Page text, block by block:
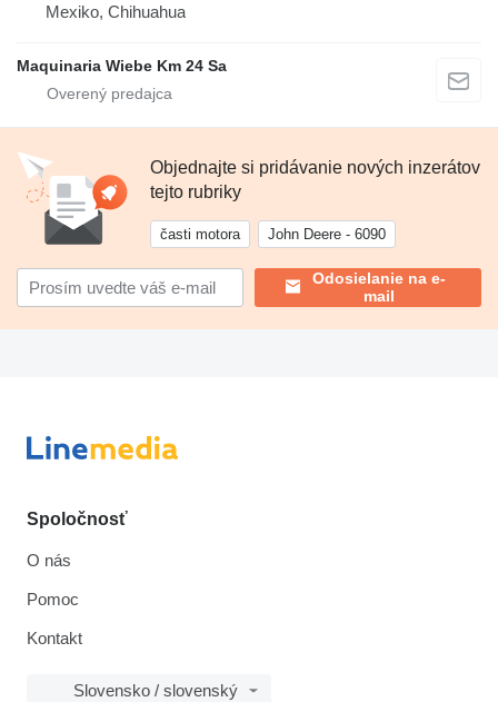
Mexiko, Chihuahua
Maquinaria Wiebe Km 24 Sa
Objednajte si pridávanie nových inzerátov
tejto rubriky
časti motora John Deere - 6090
Odosielanie na e-
mail
Spoločnosť
O nás
Pomoc
Kontakt
Slovensko / slovenský